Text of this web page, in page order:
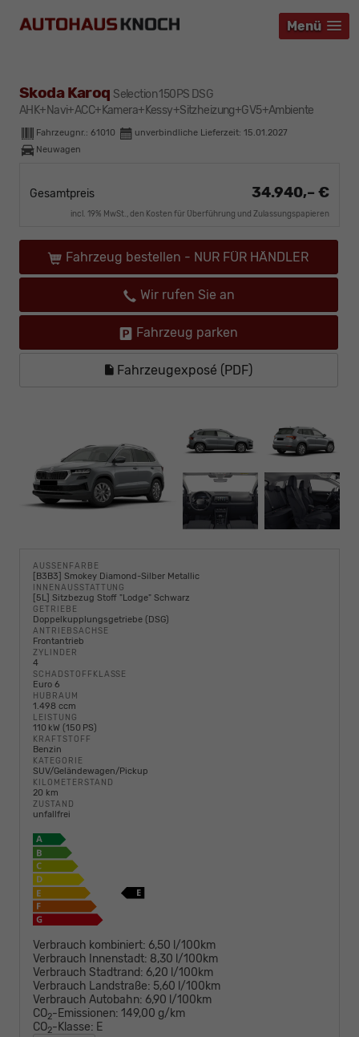
Menü
Menü
Menü
Skoda Karoq Selection 150PS DSG
AHK+Navi+ACC+Kamera+Kessy+Sitzheizung+GV5+Ambiente
Fahrzeugnr.: 61010 unverbindliche Lieferzeit: 15.01.2027
Neuwagen
Gesamtpreis 34.940,– €
incl. 19% MwSt., den Kosten für Überführung und Zulassungspapieren
Fahrzeug bestellen - NUR FÜR HÄNDLER
Wir rufen Sie an
Fahrzeug parken
Fahrzeugexposé (PDF)
AUSSENFARBE
[B3B3] Smokey Diamond-Silber Metallic
INNENAUSSTATTUNG
[5L] Sitzbezug Stoff "Lodge" Schwarz
GETRIEBE
Doppelkupplungsgetriebe (DSG)
ANTRIEBSACHSE
Frontantrieb
ZYLINDER
4
SCHADSTOFFKLASSE
Euro 6
HUBRAUM
1.498 ccm
LEISTUNG
110 kW (150 PS)
KRAFTSTOFF
Benzin
KATEGORIE
SUV/Geländewagen/Pickup
KILOMETERSTAND
20 km
ZUSTAND
unfallfrei
Verbrauch kombiniert: 6,50 l/100km
Verbrauch Innenstadt: 8,30 l/100km
Verbrauch Stadtrand: 6,20 l/100km
Verbrauch Landstraße: 5,60 l/100km
Verbrauch Autobahn: 6,90 l/100km
CO2-Emissionen: 149,00 g/km
CO2-Klasse: E